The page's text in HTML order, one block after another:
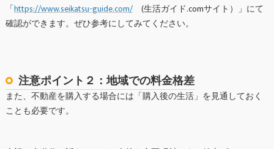
「https://www.seikatsu-guide.com/
(生活ガイド.comサイト）」にて
確認ができます。ぜひ参考にしてみてください。
注意ポイント２：地域での料金格差
また、不動産を購入する場合には「購入後の生活」を見通しておく
ことも必要です。